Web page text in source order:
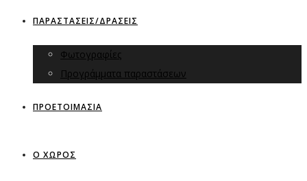
ΠΑΡΑΣΤΑΣΕΙΣ/ΔΡΑΣΕΙΣ
Φωτογραφίες
Προγράμματα παραστάσεων
ΠΡΟΕΤΟΙΜΑΣΙΑ
Ο ΧΩΡΟΣ